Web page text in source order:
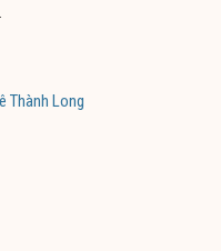
Thành Long